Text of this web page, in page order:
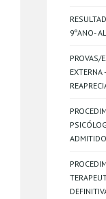
9ºANO-
PROVAS/
EXTERNA